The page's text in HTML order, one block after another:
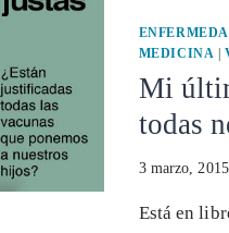
MEDICINA |
Mi
todas
3 marzo, 2015
Está en